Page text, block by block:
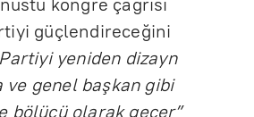
kongre çağrısı
güçlendireceğini
yeniden dizayn
genel başkan gibi
bölücü olarak geçer”